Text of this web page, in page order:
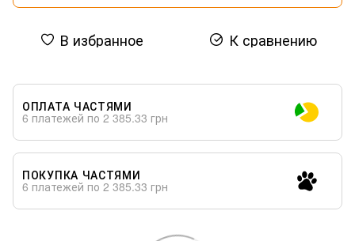
В избранное К сравнению
ОПЛАТА ЧАСТЯМИ
6 платежей по 2 385.33 грн
ПОКУПКА ЧАСТЯМИ
6 платежей по 2 385.33 грн